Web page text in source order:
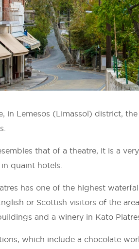
in Lemesos (Limassol) district,
that of a theatre, it is a
quaint hotels.
has one of the highest
or Scottish visitors of the
and a winery in Kato
which include a chocolate